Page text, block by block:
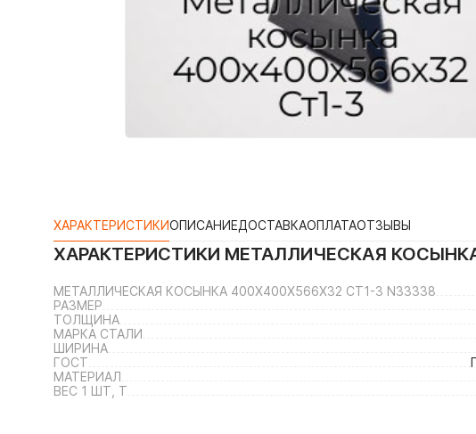
ХАРАКТЕРИСТИКИОПИСАНИЕДОСТАВКАОПЛАТАОТЗЫВЫ
ХАРАКТЕРИСТИКИ МЕТАЛЛИЧЕСКАЯ
МЕТАЛЛИЧЕСКАЯ КОСЫНКА 400Х400Х566Х32 СТ1-3 N33338
РАЗМЕР
ТОЛЩИНА
МАРКА СТАЛИ
ШИРИНА
ГОСТ
МАТЕРИАЛ
ВЕС 1 ШТ, Т